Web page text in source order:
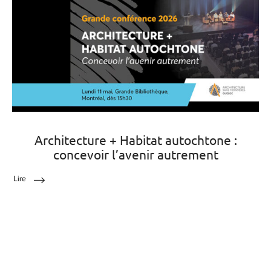
Architecture + Habitat autochtone :
concevoir l’avenir autrement
Lire